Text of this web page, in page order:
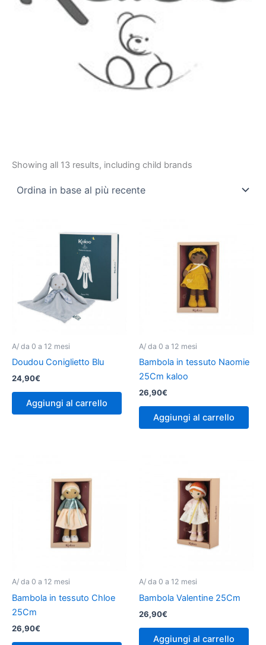
Showing all 13 results, including child brands
A/ da 0 a 12 mesi
Doudou Coniglietto Blu
24,90€
Aggiungi al carrello
A/ da 0 a 12 mesi
Bambola in tessuto Naomie
25Cm kaloo
26,90€
Aggiungi al carrello
A/ da 0 a 12 mesi
Bambola in tessuto Chloe
25Cm
26,90€
A/ da 0 a 12 mesi
Bambola Valentine 25Cm
26,90€
Aggiungi al carrello